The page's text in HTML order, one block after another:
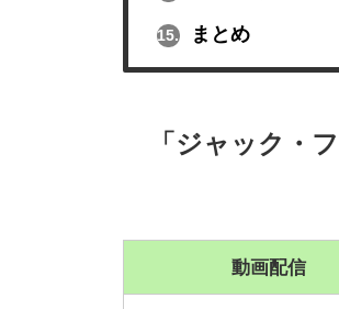
15. まとめ
「ジャック・
動画配信